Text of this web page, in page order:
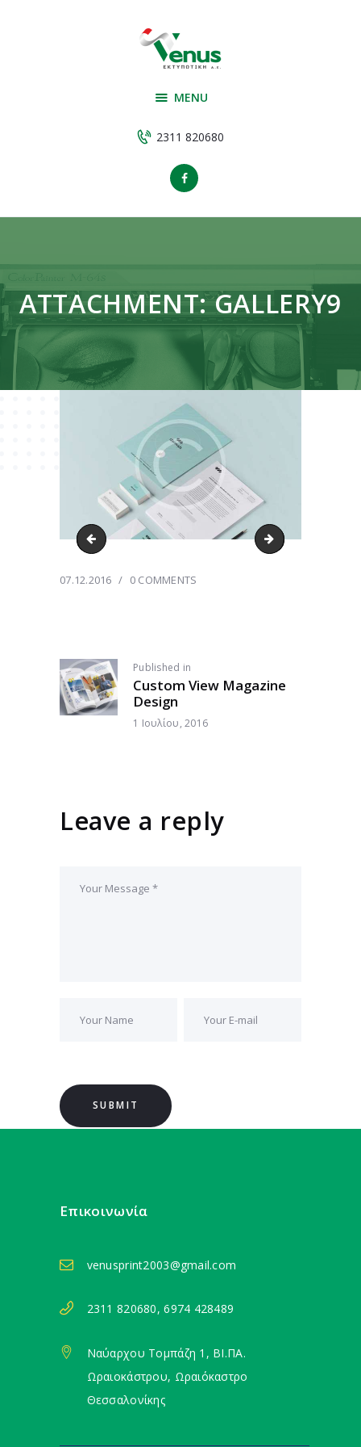
MENU
2311 820680
ATTACHMENT: GALLERY9
VENUS ΕΚΤΥΠΩΤΙΚΗ
Υπηρεσίες
Υλικά παραγωγής
gallery8 gallery10
07.12.2016 0 COMMENTS
ΠΛΟΉΓΗΣΗ
ΆΡΘΡΩΝ
Published in
post:
Custom View Magazine
Design
1 Ιουλίου, 2016
Leave a reply
Επικοινωνία
venusprint2003@gmail.com
2311 820680, 6974 428489
Ναύαρχου Τομπάζη 1, ΒΙ.ΠΑ.
Ωραιοκάστρου, Ωραιόκαστρο
Θεσσαλονίκης